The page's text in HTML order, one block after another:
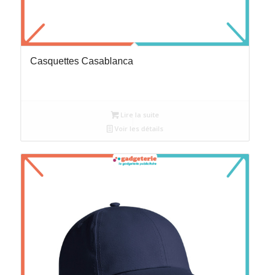
Casquettes Casablanca
Lire la suite
Voir les détails